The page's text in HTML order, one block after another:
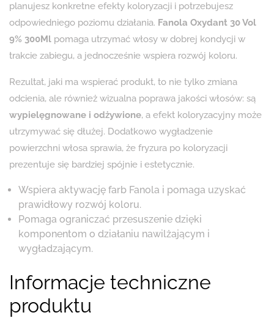
planujesz konkretne efekty koloryzacji i potrzebujesz
odpowiedniego poziomu działania. Fanola Oxydant 30 Vol
9% 300Ml pomaga utrzymać włosy w dobrej kondycji w
trakcie zabiegu, a jednocześnie wspiera rozwój koloru.
Rezultat, jaki ma wspierać produkt, to nie tylko zmiana
odcienia, ale również wizualna poprawa jakości włosów: są
wypielęgnowane i odżywione, a efekt koloryzacyjny może
utrzymywać się dłużej. Dodatkowo wygładzenie
powierzchni włosa sprawia, że fryzura po koloryzacji
prezentuje się bardziej spójnie i estetycznie.
Wspiera aktywację farb Fanola i pomaga uzyskać
prawidłowy rozwój koloru.
Pomaga ograniczać przesuszenie dzięki
komponentom o działaniu nawilżającym i
wygładzającym.
Informacje techniczne
produktu